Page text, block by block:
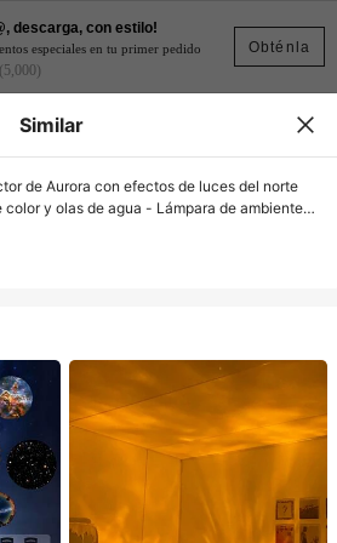
Obténla
descarga, con estilo!
especiales en tu primer pedido
(5,000)
Similar
de Aurora con efectos de luces del norte
color y olas de agua - Lámpara de ambiente
por USB, 16 colores, crea una atmósfera
luz de ambiente RGB, adecuada para
dormitorio y decoración de habitación de